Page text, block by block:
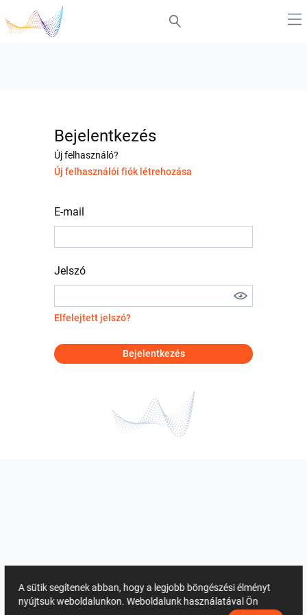
Bejelentkezés
Új felhasználó?
Új felhasználói fiók létrehozása
E-mail
Jelszó
Elfelejtett jelszó?
Bejelentkezés
A sütik segítenek abban, hogy a legjobb böngészési élményt
nyújtsuk weboldalunkon. Weboldalunk használatával Ön